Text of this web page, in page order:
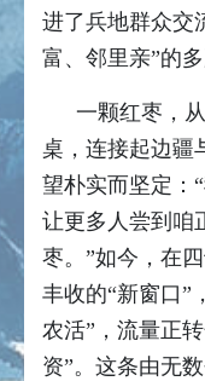
进了兵地群众交
富、邻里亲”的多
一颗红枣，
桌，连接起边疆
望朴实而坚定：
让更多人尝到咱
枣。”如今，在
丰收的“新窗口”
农活”，流量正
资”。这条由无